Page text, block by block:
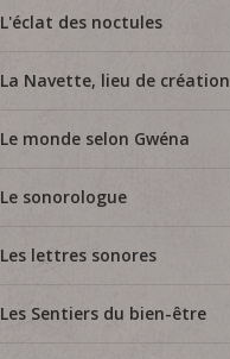
L'éclat des noctules
La Navette, lieu de création
Le monde selon Gwéna
Le sonorologue
Les lettres sonores
Les Sentiers du bien-être